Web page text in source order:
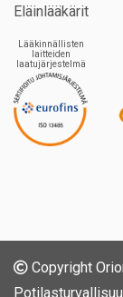
Eläinlääkärit
Lääkinnällisten
laitteiden
laatujärjestelmä
Copyright